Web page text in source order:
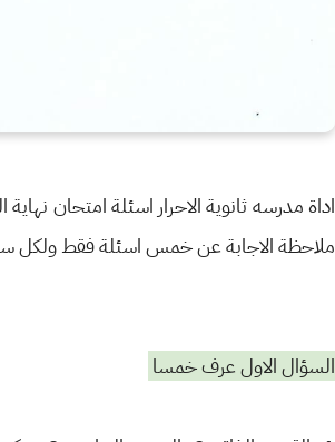
ملاحظة الاجابة عن خمس اسئلة فقط ولكل سؤال 10
السؤال الاول عرف خمسا